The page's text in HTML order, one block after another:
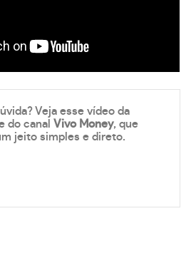
Veja esse vídeo da
do canalVivo Money, que
jeito simples e direto.